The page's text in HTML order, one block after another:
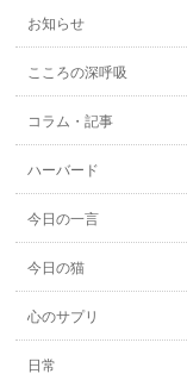
お知らせ
こころの深呼吸
コラム・記事
ハーバード
今日の一言
今日の猫
心のサプリ
日常